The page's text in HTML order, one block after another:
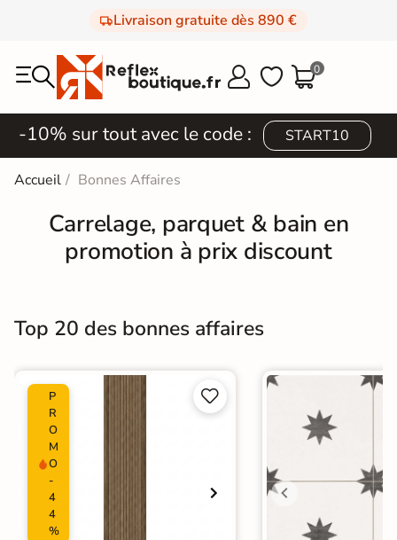
Livraison gratuite dès 890 €
  0
-10% sur tout avec le code : START10
Accueil Bonnes Affaires
Carrelage, parquet & bain en
promotion à prix discount
Top 20 des bonnes affaires
P
R
O
M
O
-
4
4
%

